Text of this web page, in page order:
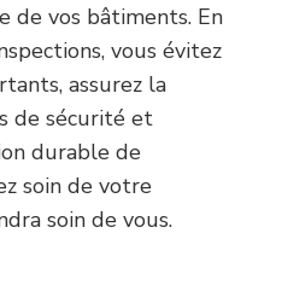
de vos bâtiments. En
vous évitez
assurez la
de sécurité et
durable de
soin de votre
soin de vous.